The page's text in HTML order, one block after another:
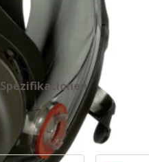
Spezifikationen